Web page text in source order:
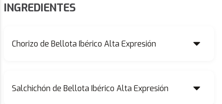
INGREDIENTES
Chorizo de Bellota Ibérico Alta Expresión
Salchichón de Bellota Ibérico Alta Expresión